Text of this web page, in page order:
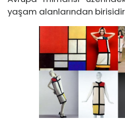
yaşam alanlarından